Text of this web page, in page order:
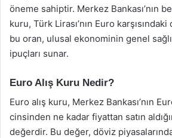
öneme sahiptir. Merkez Bankası’nın
kuru, Türk Lirası’nın Euro
bu oran, ulusal ekonominin genel
ipuçları sunar.
Euro Alış Kuru Nedir?
Euro alış kuru, Merkez Bankası’nın
cinsinden ne kadar fiyattan satın
değerdir. Bu değer, döviz